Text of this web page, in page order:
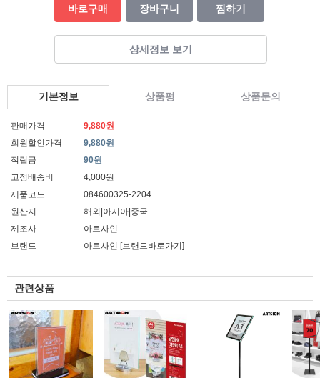
바로구매 장바구니 찜하기
상세정보 보기
기본정보 상품평 상품문의
판매가격
9,880원
회원할인가격
9,880원
적립금
90원
고정배송비
4,000원
제품코드
084600325-2204
원산지
해외|아시아|중국
제조사
아트사인
브랜드
아트사인 [브랜드바로가기]
관련상품